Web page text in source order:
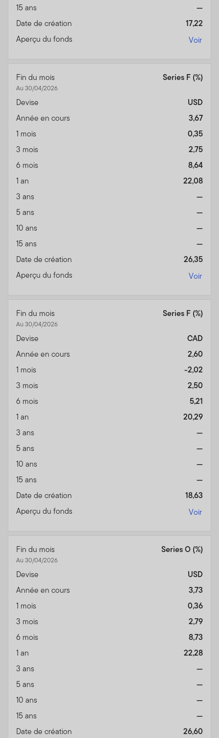
15 ans
—
Date de création
17,22
Aperçu du fonds
Voir
Fin du mois
Au 30/04/2026
Series F (%)
Devise
USD
Année en cours
3,67
1 mois
0,35
3 mois
2,75
6 mois
8,64
1 an
22,08
3 ans
—
5 ans
—
10 ans
—
15 ans
—
Date de création
26,35
Aperçu du fonds
Voir
Fin du mois
Au 30/04/2026
Series F (%)
Devise
CAD
Année en cours
2,60
1 mois
-2,02
3 mois
2,50
6 mois
5,21
1 an
20,29
3 ans
—
5 ans
—
10 ans
—
15 ans
—
Date de création
18,63
Aperçu du fonds
Voir
Fin du mois
Au 30/04/2026
Series O (%)
Devise
USD
Année en cours
3,73
1 mois
0,36
3 mois
2,79
6 mois
8,73
1 an
22,28
3 ans
—
5 ans
—
10 ans
—
15 ans
—
Date de création
26,60